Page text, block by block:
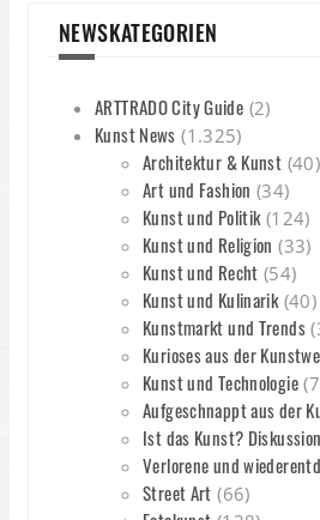
NEWSKATEGORIEN
ARTTRADO City Guide (2)
Kunst News (1.325)
Architektur & Kunst (40)
Art und Fashion (34)
Kunst und Politik(124)
Kunst und Religion (33)
Kunst und Recht (54)
Kunst und Kulinarik(40)
Kunstmarkt und Trends
Kurioses aus der
Kunst und Technologie
Aufgeschnappt aus der
Ist das Kunst?
Verlorene und
Street Art (66)